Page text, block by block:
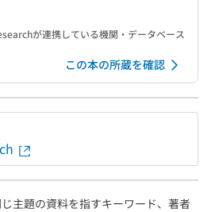
が連携している機関・データベース
この本の所蔵を確認
主題の資料を指すキーワード、著者